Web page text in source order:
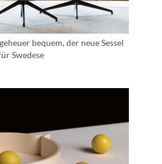
bequem, der neue Sessel
Swedese